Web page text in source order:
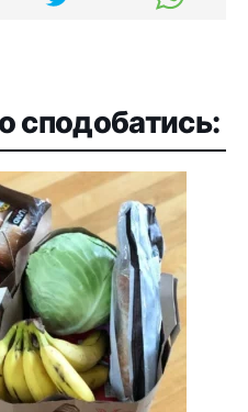
сподобатись: